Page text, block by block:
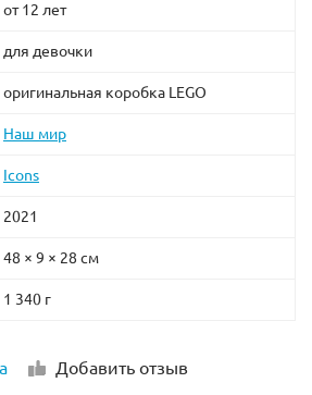
от 12 лет
для девочки
оригинальная коробка LEGO
Наш мир
Icons
2021
48 × 9 × 28 см
1 340 г
Добавить отзыв